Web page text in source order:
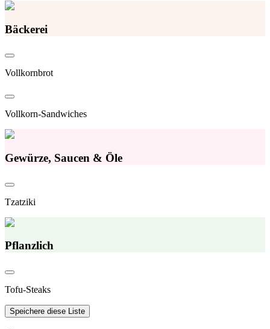
Bäckerei
Vollkornbrot
Vollkorn-Sandwiches
Gewürze, Saucen & Öle
Tzatziki
Pflanzlich
Tofu-Steaks
Speichere diese Liste